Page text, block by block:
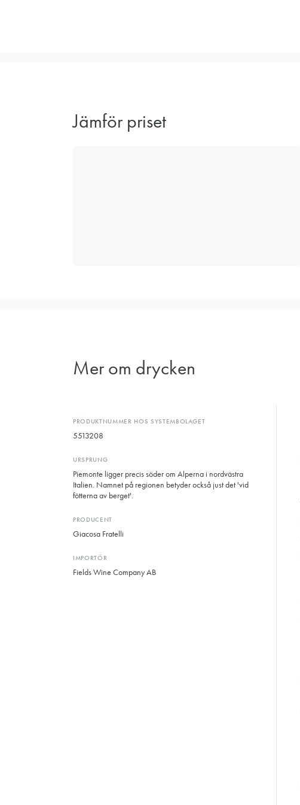
Jämför priset
Mer om drycken
PRODUKTNUMMER HOS SYSTEMBOLAGET
5513208
URSPRUNG
Piemonte ligger precis söder om Alperna i nordvästra
Italien. Namnet på regionen betyder också just det 'vid
fötterna av berget'.
PRODUCENT
Giacosa Fratelli
IMPORTÖR
Fields Wine Company AB